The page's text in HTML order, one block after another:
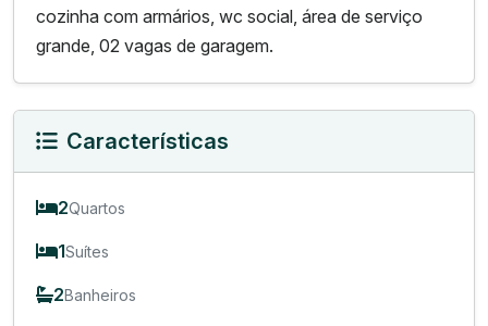
cozinha com armários, wc social, área de serviço
grande, 02 vagas de garagem.
Características
2Quartos
1Suítes
2Banheiros